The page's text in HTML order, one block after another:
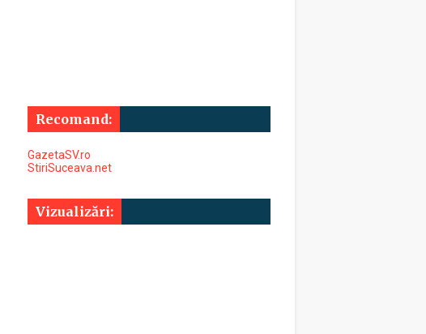
Recomand:
GazetaSV.ro
StiriSuceava.net
Vizualizări: